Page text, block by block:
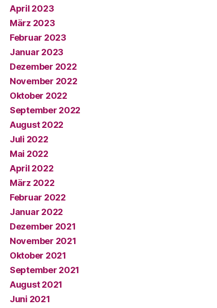
April 2023
März 2023
Februar 2023
Januar 2023
Dezember 2022
November 2022
Oktober 2022
September 2022
August 2022
Juli 2022
Mai 2022
April 2022
März 2022
Februar 2022
Januar 2022
Dezember 2021
November 2021
Oktober 2021
September 2021
August 2021
Juni 2021